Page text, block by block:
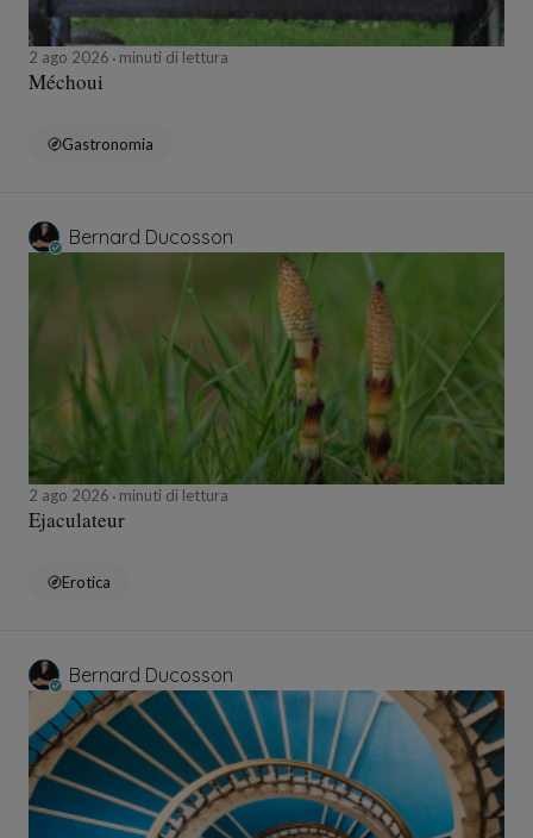
2 ago 2026 minuti di lettura
Méchoui
Gastronomia
Bernard Ducosson
2 ago 2026 minuti di lettura
Ejaculateur
Erotica
Bernard Ducosson